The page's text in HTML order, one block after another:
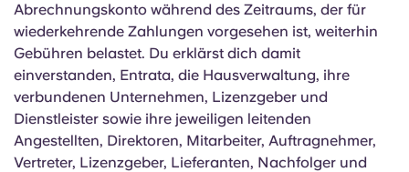
Abrechnungskonto während des Zeitraums, der für
wiederkehrende Zahlungen vorgesehen ist, weiterhin
Gebühren belastet. Du erklärst dich damit
einverstanden, Entrata, die Hausverwaltung, ihre
verbundenen Unternehmen, Lizenzgeber und
Dienstleister sowie ihre jeweiligen leitenden
Angestellten, Direktoren, Mitarbeiter, Auftragnehmer,
Vertreter, Lizenzgeber, Lieferanten, Nachfolger und